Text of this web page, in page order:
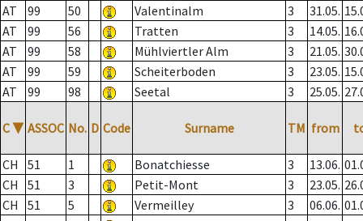
AT
99 50 Valentinalm 3 31.05.
AT
99 56 Tratten 3 14.05.
AT
99 58 Mühlviertler Alm 3 21.05.
AT
99 59 Scheiterboden 3 23.05.
AT
99 98 Seetal 3 25.05.
C ▼ ASSOC No. D Code Surname TM from
CH 51 1 Bonatchiesse 3 13.06.
CH
51 3 Petit-Mont 3 23.05.
CH
51 5 Vermeilley 3 06.06.